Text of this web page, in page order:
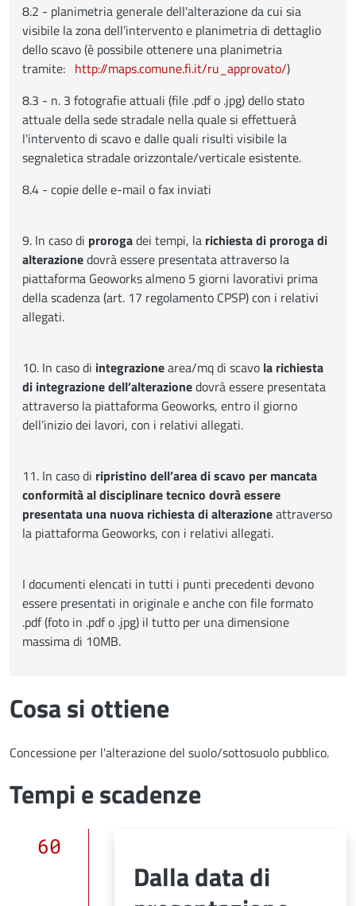
8.2 - planimetria generale dell'alterazione da cui sia
visibile la zona dell’intervento e planimetria di dettaglio
dello scavo (è possibile ottenere una planimetria
tramite: http://maps.comune.fi.it/ru_approvato/)
8.3 - n. 3 fotografie attuali (file .pdf o .jpg) dello stato
attuale della sede stradale nella quale si effettuerà
l'intervento di scavo e dalle quali risulti visibile la
segnaletica stradale orizzontale/verticale esistente.
8.4 - copie delle e-mail o fax inviati
9. In caso di prorogadei tempi, la richiesta di proroga di
alterazionedovrà essere presentata attraverso la
piattaforma Geoworks almeno 5 giorni lavorativi prima
della scadenza (art. 17 regolamento CPSP) con i relativi
allegati.
10. In caso di integrazionearea/mq di scavo la richiesta
di integrazione dell’alterazionedovrà essere presentata
attraverso la piattaforma Geoworks, entro il giorno
dell’inizio dei lavori, con i relativi allegati.
11. In caso di ripristino dell’area di scavo per mancata
conformità al disciplinare tecnico dovrà essere
presentata una nuova richiesta di alterazioneattraverso
la piattaforma Geoworks, con i relativi allegati.
I documenti elencati in tutti i punti precedenti devono
essere presentati in originale e anche con file formato
.pdf (foto in .pdf o .jpg) il tutto per una dimensione
massima di 10MB.
Cosa si ottiene
Concessione per l'alterazione del suolo/sottosuolo pubblico.
Tempi e scadenze
60
Dalla data di